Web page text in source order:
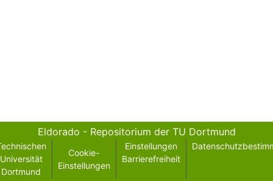
Eldorado - Repositorium der TU Dortmund
Universität
Dortmund
Cookie-
Einstellungen
Einstellungen
Barrierefreiheit